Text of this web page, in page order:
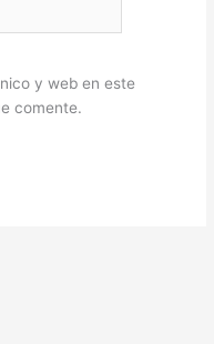
y web en este
comente.